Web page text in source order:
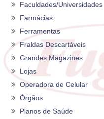
Faculdades/Universidades
Farmácias
Ferramentas
Fraldas Descartáveis
Grandes Magazines
Lojas
Operadora de Celular
Órgãos
Planos de Saúde